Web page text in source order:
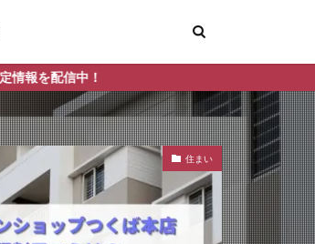
住まい